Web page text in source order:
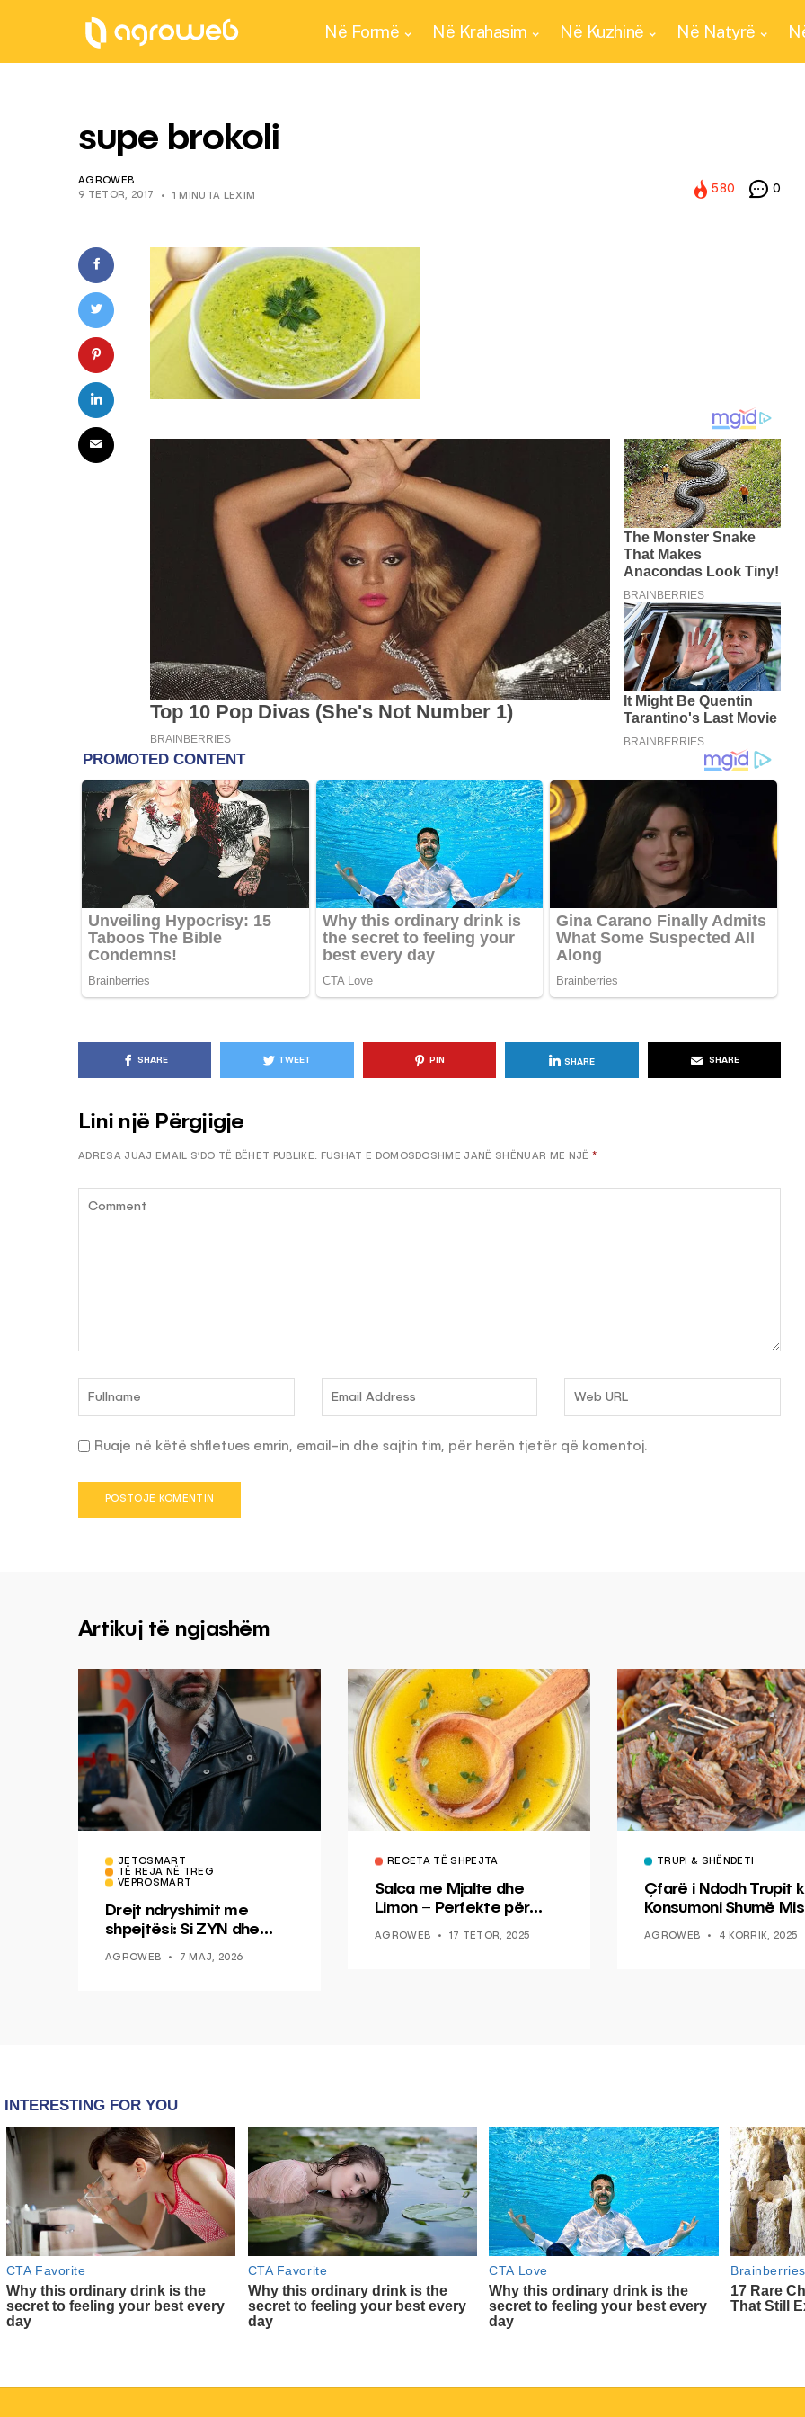
Në Formë Në Krahasim Në Kuzhinë Në Natyrë
supe brokoli
AGROWEB
9 TETOR, 2017
1 MINUTA LEXIM
580 0
SHARE TWEET PIN SHARE SHARE
Lini një Përgjigje
ADRESA JUAJ EMAIL S’DO TË BËHET PUBLIKE. FUSHAT E DOMOSDOSHME JANË SHËNUAR ME NJË *
Ruaje në këtë shfletues emrin, email-in dhe sajtin tim, për herën tjetër që komentoj.
KËSHILLA & IDE
Pse Nuk Duhet të Përdorni
Letrën e Aluminit për Ruajtjen
e Ushqimeve
7 QERSHOR, 2025
KËSHILLA & IDE
Rreziqet dhe Problemet që
Vijnë Nga Akulloret e
Vjetëruara
AGROWEB
Artikuj të ngjashëm
JETOSMART
TË REJA NË TREG
VEPROSMART
Drejt ndryshimit me
shpejtësi: Si ZYN dhe
epokë të re pa tym
AGROWEB 7 MAJ, 2026
RECETA TË SHPEJTA
Salca me Mjalte dhe
Limon – Perfekte për
AGROWEB 17 TETOR, 2025
TRUPI & SHËNDETI
Çfarë i Ndodh Trupit
Konsumoni Shumë
AGROWEB 4 KORRIK, 2025